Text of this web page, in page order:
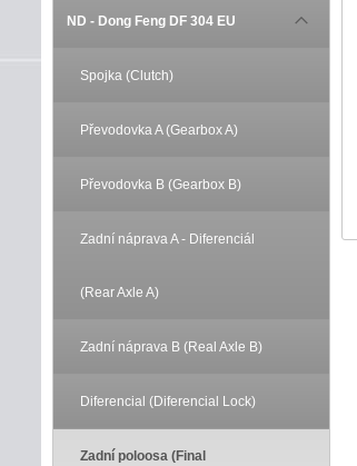
ND - Dong Feng DF 304 EU
Spojka (Clutch)
Převodovka A (Gearbox A)
Převodovka B (Gearbox B)
Zadní náprava A - Diferenciál
(Rear Axle A)
Zadní náprava B (Real Axle B)
Diferencial (Diferencial Lock)
Zadní poloosa (Final